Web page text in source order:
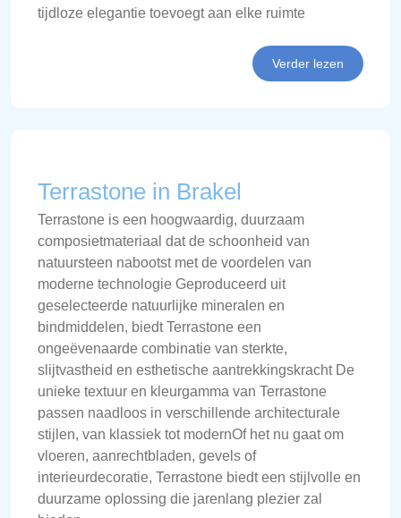
tijdloze elegantie toevoegt aan elke ruimte
Verder lezen
Terrastone in Brakel
Terrastone is een hoogwaardig, duurzaam
composietmateriaal dat de schoonheid van
natuursteen nabootst met de voordelen van
moderne technologie Geproduceerd uit
geselecteerde natuurlijke mineralen en
bindmiddelen, biedt Terrastone een
ongeëvenaarde combinatie van sterkte,
slijtvastheid en esthetische aantrekkingskracht De
unieke textuur en kleurgamma van Terrastone
passen naadloos in verschillende architecturale
stijlen, van klassiek tot modernOf het nu gaat om
vloeren, aanrechtbladen, gevels of
interieurdecoratie, Terrastone biedt een stijlvolle en
duurzame oplossing die jarenlang plezier zal